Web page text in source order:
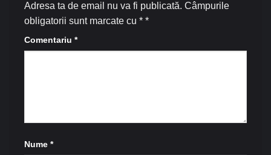
Adresa ta de email nu va fi publicată. Câmpurile
obligatorii sunt marcate cu * *
Comentariu *
Nume *